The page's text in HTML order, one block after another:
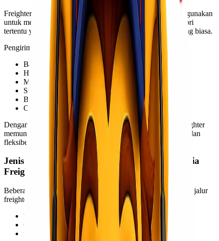
Freighter adalah pesawat khusus pengangkut cargo yang digunakan
untuk membawa barang dalam jumlah besar maupun kategori
tertentu yang tidak dapat dikirim melalui pesawat penumpang biasa.
Pengiriman via freighter menjadi solusi ideal untuk:
Barang Dangerous Goods
Heavy cargo
Mesin industri
Sparepart project
Barang oversized
Cargo dengan handling khusus
Dengan kapasitas lebih besar dan regulasi khusus cargo, freighter
memungkinkan pengiriman barang DG menjadi lebih aman dan
fleksibel.
Jenis Dangerous Goods yang Umum Dikirim via
Freighter
Beberapa kategori barang DG yang umumnya menggunakan jalur
freighter antara lain:
Baterai lithium
Cairan kimia
Oli dan pelumas